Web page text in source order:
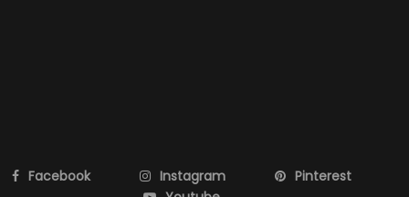
Facebook Instagram
Pinterest